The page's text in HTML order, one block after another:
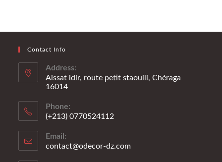
Contact Info
Address:
Aissat idir, route petit staouili, Chéraga
16014
Phone:
(+213) 0770524112
dans
votre
Email:
contact@odecor-dz.comS’ouvre